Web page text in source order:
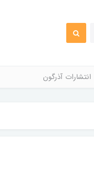
انتشارات آذرگون